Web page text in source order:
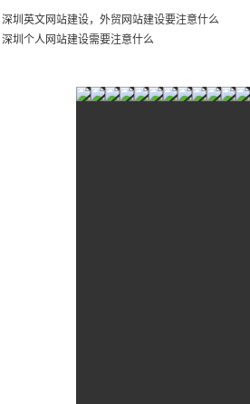
深圳英文网站建设，外贸网站建设要注意什么
深圳个人网站建设需要注意什么